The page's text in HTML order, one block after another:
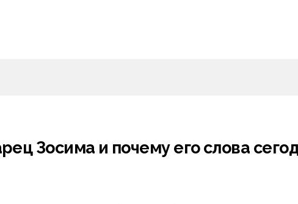
Зосима и почему его слова